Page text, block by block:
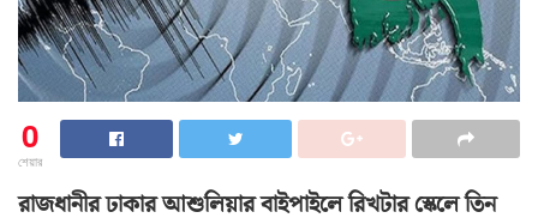
0
শেয়ার
রাজধানীর ঢাকার আশুলিয়ার বাইপাইলে রিখটার স্কেলে তিন